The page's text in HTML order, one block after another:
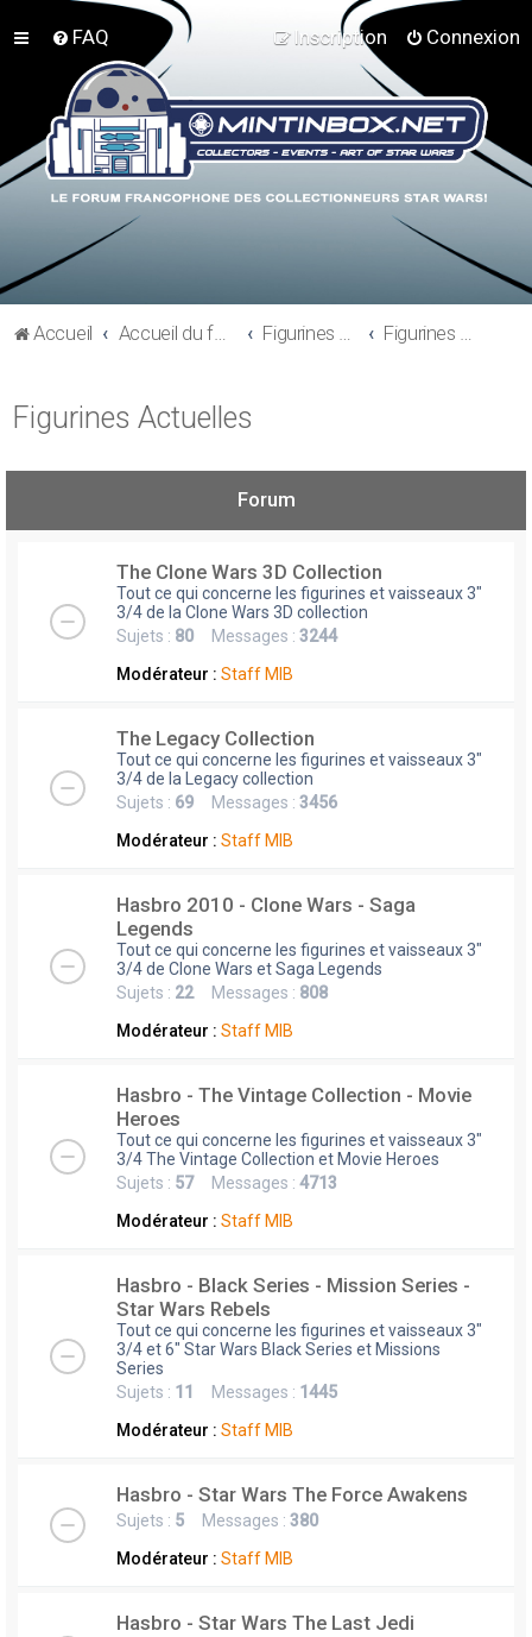
FAQ Connexion
Inscription
Accueil Accueil du forum Figurines 3"3/4, Playsets, Vaisseaux,… Figurines Actuelles
Figurines Actuelles
Forum
The Clone Wars 3D Collection
Tout ce qui concerne les figurines et vaisseaux 3"
3/4 de la Clone Wars 3D collection
Sujets : 80 Messages : 3244
Modérateur : Staff MIB
The Legacy Collection
Tout ce qui concerne les figurines et vaisseaux 3"
3/4 de la Legacy collection
Sujets : 69 Messages : 3456
Modérateur : Staff MIB
Hasbro 2010 - Clone Wars - Saga
Legends
Tout ce qui concerne les figurines et vaisseaux 3"
3/4 de Clone Wars et Saga Legends
Sujets : 22Messages : 808
Modérateur : Staff MIB
Hasbro - The Vintage Collection - Movie
Heroes
Tout ce qui concerne les figurines et vaisseaux 3"
3/4 The Vintage Collection et Movie Heroes
Sujets : 57Messages : 4713
Modérateur : Staff MIB
Hasbro - Black Series - Mission Series -
Star Wars Rebels
Tout ce qui concerne les figurines et vaisseaux 3"
3/4 et 6" Star Wars Black Series et Missions
Series
Sujets : 11 Messages : 1445
Modérateur : Staff MIB
Hasbro - Star Wars The Force Awakens
Sujets : 5 Messages : 380
Modérateur : Staff MIB
Hasbro - Star Wars The Last Jedi